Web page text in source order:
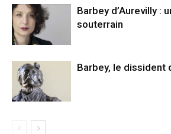
Barbey d’Aurevilly :
souterrain
Barbey, le dissident